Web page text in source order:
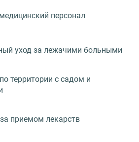
персонал
уход за лежачими больными
территории с садом и
приемом лекарств